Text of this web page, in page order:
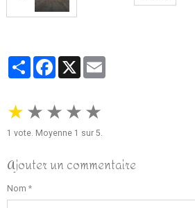
PartagerFacebook
★ ★ ★ ★ ★
1 vote. Moyenne 1 sur 5.
Ajouter un commentaire
Nom